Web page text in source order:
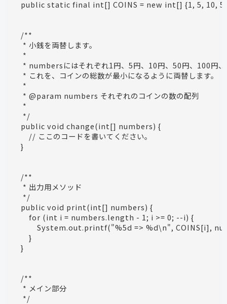
/**
* 小銭を両替します。
*
* numbersにはそれぞれ1円、5円、10円、50円、100円、
* これを、コインの総数が最小になるように両替します。
*
* @param numbers それぞれのコインの数の配列
*
*/
public void change(int[] numbers) {
// ここのコードを書いてください。
/**
* 出力用メソッド
*/
public void print(int[] numbers) {
for (int i = numbers.length - 1; i >= 0; --i) {
System.out.printf("%5d => %d\n", COINS[i],
}
/**
* メイン部分
*/